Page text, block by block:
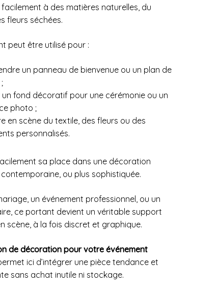
facilement à des matières naturelles, du
fleurs séchées.
peut être utilisé pour :
un panneau de bienvenue ou un plan de
un fond décoratif pour une cérémonie ou un
photo ;
en scène du textile, des fleurs ou des
personnalisés.
sa place dans une décoration
ou plus sophistiquée.
un événement professionnel, ou un
ce portant devient un véritable support
scène, à la fois discret et graphique.
de décoration pour votre événement
ici d’intégrer une pièce tendance et
sans achat inutile ni stockage.